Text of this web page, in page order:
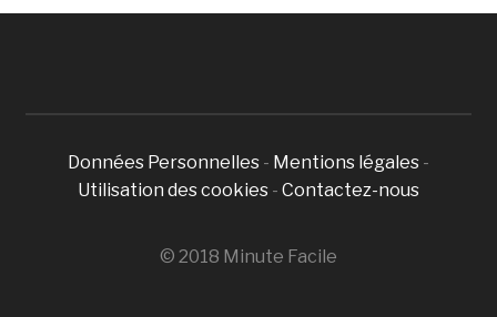
Données Personnelles - Mentions légales -
Utilisation des cookies - Contactez-nous
© 2018 Minute Facile